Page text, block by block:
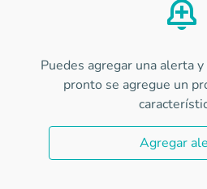
Puedes agregar una alerta
pronto se agregue un
Agregar